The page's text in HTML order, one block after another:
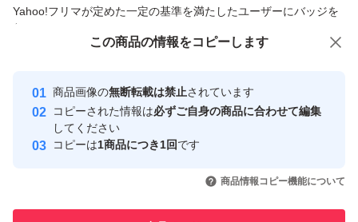
Yahoo!フリマが定めた一定の基準を満たしたユーザーにバッジを
付与しています
安心取引出品者
心・安全なユーザーです
取引実績
引を完了させた実績があります
この商品の情報をコピーします
商品画像の無断転載は禁止されています
コピーされた情報は必ずご自身の商品に合わせて編集
してください
コピーは1商品につき1回です
商品情報コピー機能について
この商品をみている人にオススメ